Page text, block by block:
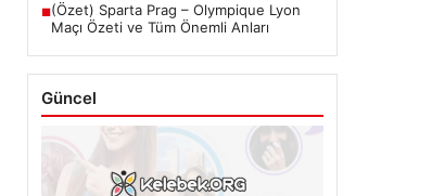
■(Özet) Sparta Prag – Olympique Lyon
Maçı Özeti ve Tüm Önemli Anları
Güncel